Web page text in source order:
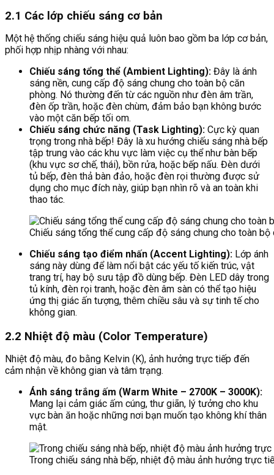
2.1 Các lớp chiếu sáng cơ bản
Một hệ thống chiếu sáng hiệu quả luôn bao gồm ba lớp cơ bản,
phối hợp nhịp nhàng với nhau:
Chiếu sáng tổng thể (Ambient Lighting): Đây là ánh
sáng nền, cung cấp độ sáng chung cho toàn bộ căn
phòng. Nó thường đến từ các nguồn như đèn âm trần,
đèn ốp trần, hoặc đèn chùm, đảm bảo bạn không bước
vào một căn bếp tối om.
Chiếu sáng chức năng (Task Lighting): Cực kỳ quan
trọng trong nhà bếp! Đây là xu hướng chiếu sáng nhà bếp
tập trung vào các khu vực làm việc cụ thể như bàn bếp
(khu vực sơ chế, thái), bồn rửa, hoặc bếp nấu. Đèn dưới
tủ bếp, đèn thả bàn đảo, hoặc đèn rọi thường được sử
dụng cho mục đích này, giúp bạn nhìn rõ và an toàn khi
thao tác.
Chiếu sáng tổng thể cung cấp độ sáng chung cho toàn bộ
Chiếu sáng tạo điểm nhấn (Accent Lighting): Lớp ánh
sáng này dùng để làm nổi bật các yếu tố kiến trúc, vật
trang trí, hay bộ sưu tập đồ dùng bếp. Đèn LED dây trong
tủ kính, đèn rọi tranh, hoặc đèn âm sàn có thể tạo hiệu
ứng thị giác ấn tượng, thêm chiều sâu và sự tinh tế cho
không gian.
2.2 Nhiệt độ màu (Color Temperature)
Nhiệt độ màu, đo bằng Kelvin (K), ảnh hưởng trực tiếp đến
cảm nhận về không gian và tâm trạng.
Ánh sáng trắng ấm (Warm White – 2700K – 3000K):
Mang lại cảm giác ấm cúng, thư giãn, lý tưởng cho khu
vực bàn ăn hoặc những nơi bạn muốn tạo không khí thân
mật.
Trong chiếu sáng nhà bếp, nhiệt độ màu ảnh hưởng trực